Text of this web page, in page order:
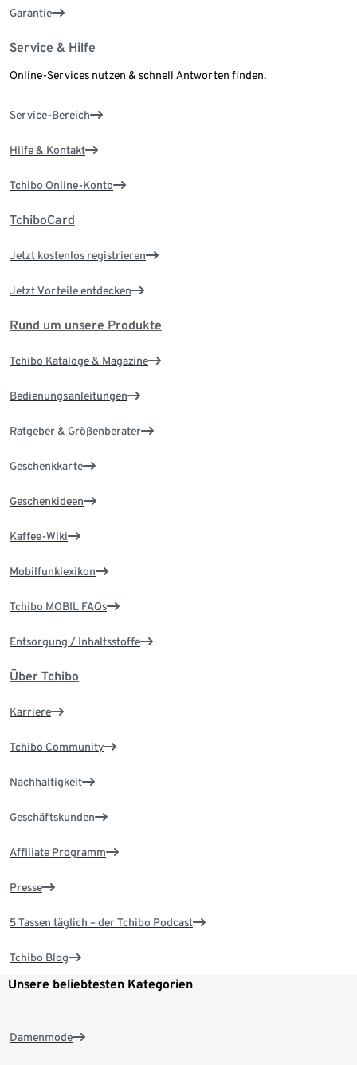
Garantie
Service & Hilfe
Online-Services nutzen & schnell Antworten finden.
Service-Bereich
Hilfe & Kontakt
Tchibo Online-Konto
TchiboCard
Jetzt kostenlos registrieren
Jetzt Vorteile entdecken
Rund um unsere Produkte
Tchibo Kataloge & Magazine
Bedienungsanleitungen
Ratgeber & Größenberater
Geschenkkarte
Geschenkideen
Kaffee-Wiki
Mobilfunklexikon
Tchibo MOBIL FAQs
Entsorgung / Inhaltsstoffe
Über Tchibo
Karriere
Tchibo Community
Nachhaltigkeit
Geschäftskunden
Affiliate Programm
Presse
5 Tassen täglich – der Tchibo Podcast
Tchibo Blog
Unsere beliebtesten Kategorien
Damenmode